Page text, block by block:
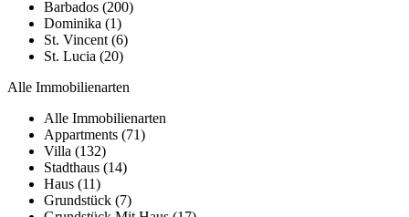
Barbados (200)
Dominika (1)
St. Vincent (6)
St. Lucia (20)
Alle Immobilienarten
Alle Immobilienarten
Appartments (71)
Villa (132)
Stadthaus (14)
Haus (11)
Grundstück (7)